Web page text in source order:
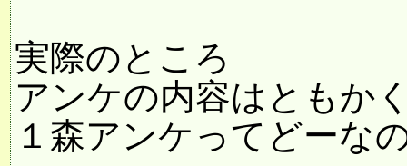
実際のところ
アンケの内容はともか
１森アンケってどーな